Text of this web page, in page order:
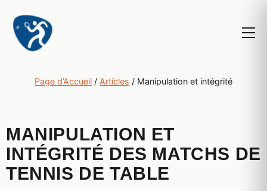
Page d’Accueil / Articles / Manipulation et intégrité
MANIPULATION ET
INTÉGRITÉ DES MATCHS DE
TENNIS DE TABLE